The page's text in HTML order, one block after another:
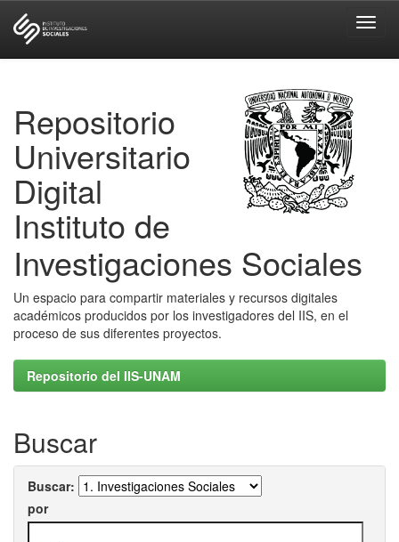
Repositorio
Universitario
Digital
Instituto de
Investigaciones Sociales
Un espacio para compartir materiales y recursos digitales
académicos producidos por los investigadores del IIS, en el
proceso de sus diferentes proyectos.
Repositorio del IIS-UNAM
Buscar
Buscar:
por